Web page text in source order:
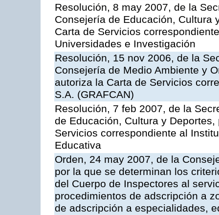
Resolución, 8 may 2007, de la
Consejería de Educación, Cultura
Carta de Servicios
Universidades e Investigación
Resolución, 15 nov 2006, de la
Consejería de Medio Ambiente y
autoriza la Carta de Servicios
S.A. (GRAFCAN)
Resolución, 7 feb 2007, de la
de Educación, Cultura y
Servicios correspondiente al
Educativa
Orden, 24 may 2007, de la
por la que se determinan los
del Cuerpo de Inspectores al
procedimientos de adscripción a
de adscripción a especialidades,